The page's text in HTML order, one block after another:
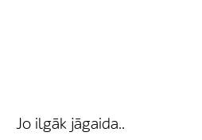
Jo ilgāk jāgaida..